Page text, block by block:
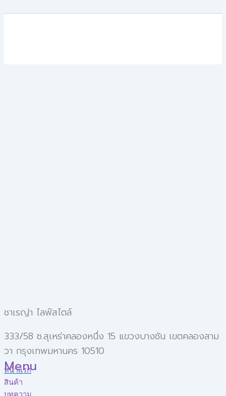
ชาเรญ่า ไลฟ์สไตล์
333/58 ซ.สุเหร่าคลองหนึ่ง 15 แขวงบางชัน เขตคลองสาม
วา กรุงเทพมหานคร 10510
Menu
หน้าแรก
สินค้า